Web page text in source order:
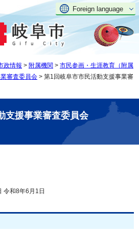
Foreign language
政情報 > 附属機関 > 市民参画・生涯教育（附属
審査委員会 > 第1回岐阜市市民活動支援事業審
支援事業審査委員会
和8年6月1日